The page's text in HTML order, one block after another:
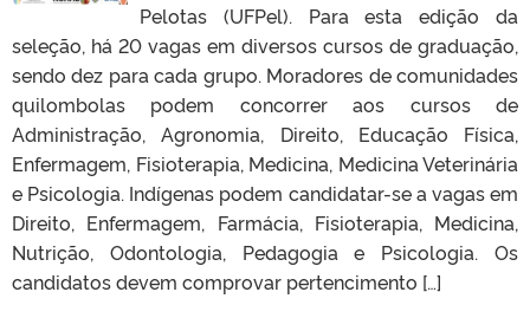
Pelotas (UFPel). Para esta edição da
seleção, há 20 vagas em diversos cursos de graduação,
sendo dez para cada grupo. Moradores de comunidades
quilombolas podem concorrer aos cursos de
Administração, Agronomia, Direito, Educação Física,
Enfermagem, Fisioterapia, Medicina, Medicina Veterinária
e Psicologia. Indígenas podem candidatar-se a vagas em
Direito, Enfermagem, Farmácia, Fisioterapia, Medicina,
Nutrição, Odontologia, Pedagogia e Psicologia. Os
candidatos devem comprovar pertencimento […]